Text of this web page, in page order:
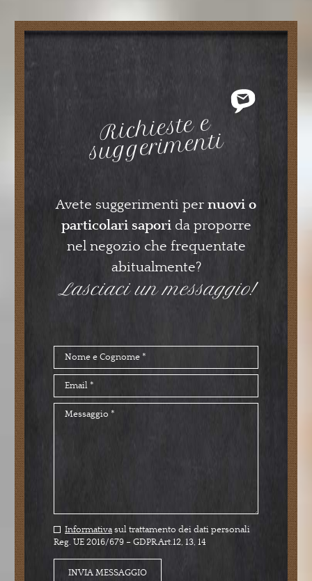
Richieste e
suggeri
menti
Avete suggerimenti per nuovi o
particolari saporida proporre
nel negozio che frequentate
abitualmente?
Lasciaci un messaggio!
Informativasul trattamento dei dati personali
Reg. UE 2016/679 – GDPR Art.12, 13, 14